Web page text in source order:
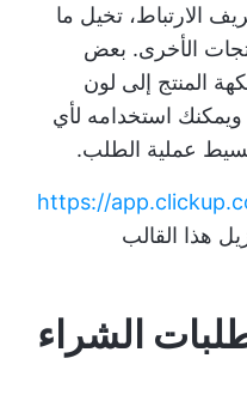
الارتباط، تخيل ما
الأخرى. بعض
المنتج إلى لون
استخدامه لأي
عملية الطلب.
https://
هذا القالب
الشراء